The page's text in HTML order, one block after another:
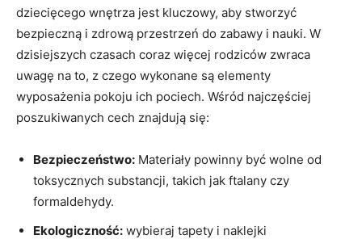
dziecięcego wnętrza jest ‍kluczowy, aby stworzyć
‍bezpieczną⁣ i zdrową przestrzeń do⁢ zabawy i⁣ nauki. ‍W
dzisiejszych czasach coraz⁤ więcej rodziców zwraca
uwagę ⁢na to, ⁤z⁤ czego wykonane są elementy‍
wyposażenia pokoju ich pociech. Wśród​ najczęściej
poszukiwanych ⁣cech ‌znajdują się:
Bezpieczeństwo: Materiały powinny​ być wolne​ od
toksycznych substancji, takich jak ftalany⁤ czy ​
formaldehydy.
Ekologiczność: ‌wybieraj tapety i naklejki